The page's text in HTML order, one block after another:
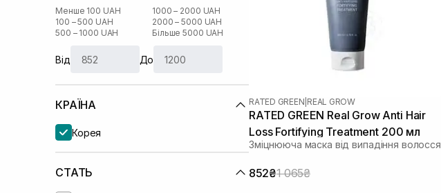
Менше 100 UAH
100 – 500 UAH
500 – 1000 UAH
1000 – 2000 UAH
2000 – 5000 UAH
Більше 5000 UAH
Від До
КРАЇНА
Корея
СТАТЬ
RATED GREEN REAL GROW
RATED GREEN Real Grow Anti Hair
Loss Fortifying Treatment 200 мл
Зміцнююча маска від випадіння волосся
852₴1 065₴